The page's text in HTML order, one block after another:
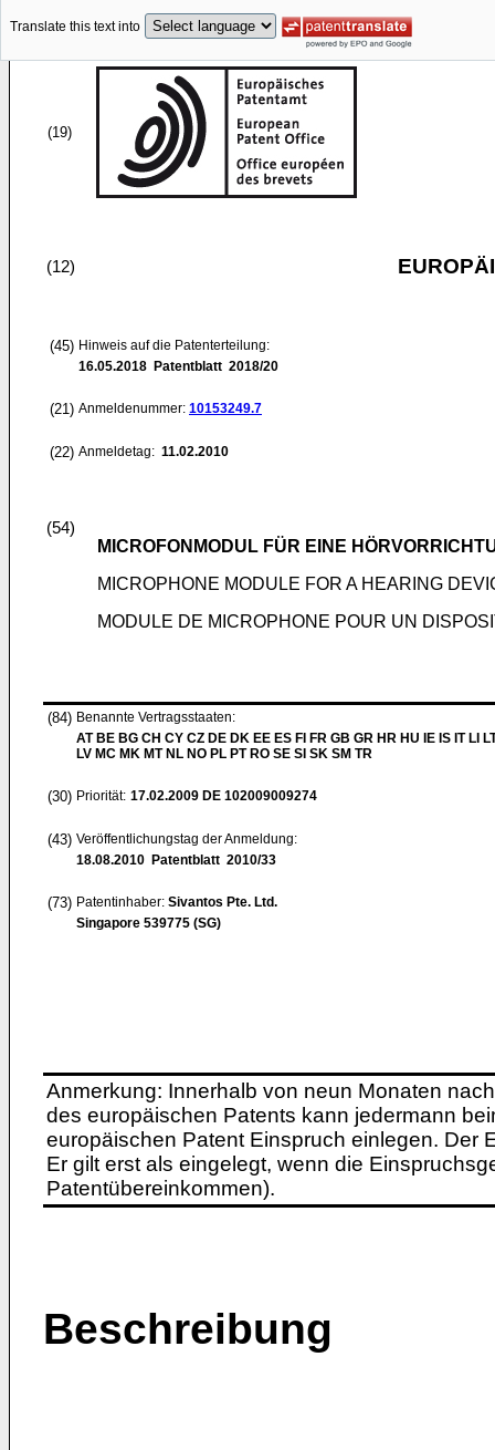
Translate this text into
(19)
(12)
(45) Hinweis auf die Patenterteilung:
16.05.2018 Patentblatt 2018/20
(21) Anmeldenummer: 10153249.7
(22) Anmeldetag: 11.02.2010
(54)
MICROFONMODUL FÜR EINE
MICROPHONE MODULE FOR A HEARING
MODULE DE MICROPHONE POUR UN
(84) Benannte Vertragsstaaten:
AT BE BG CH CY CZ DE DK EE ES FI FR GB GR HR HU IE IS IT LI
LV MC MK MT NL NO PL PT RO SE SI SK SM TR
(30) Priorität: 17.02.2009 DE 102009009274
(43) Veröffentlichungstag der Anmeldung:
18.08.2010 Patentblatt 2010/33
(73) Patentinhaber: Sivantos Pte. Ltd.
Singapore 539775 (SG)
Anmerkung: Innerhalb von neun Monaten
des europäischen Patents kann jedermann
europäischen Patent Einspruch einlegen. Der
Er gilt erst als eingelegt, wenn die
Patentübereinkommen).
Beschreibung